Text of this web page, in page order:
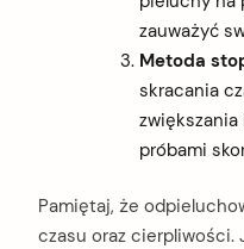
zauważyć
Metoda
skracania
zwiększania
próbami
Pamiętaj, że
czasu oraz cierpliwości.